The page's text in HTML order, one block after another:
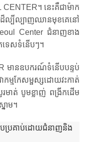
។ នេះគឺជាម៉ាក
ល្បីល្បាញឈានមុខគេនៅ
Center ជំនាញខាង
កទេសទំនើបៗ។
មានឧបករណ៍ទំនើបបន្ទប់
មកែសម្ផស្សដោយវះកាត់
រមាត់ បូមខ្លាញ់ ពង្រីកដើម
ាម។